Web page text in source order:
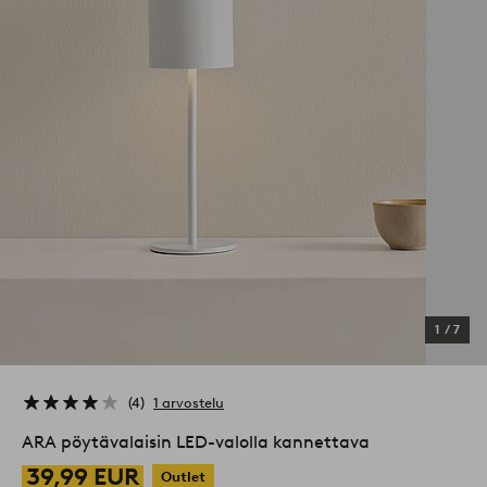
1 / 7
4 1 arvostelu
ARA pöytävalaisin LED-valolla kannettava
39,99 EUR Outlet